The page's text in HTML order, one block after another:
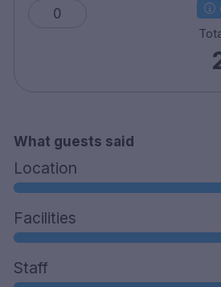
Bagasjerom
Kjæledyr er velkomne mot
15-minutters kjøretur til
Banken Hotel er miljøfyrtårn-
0
What guests said
Location
Facilities
Staff